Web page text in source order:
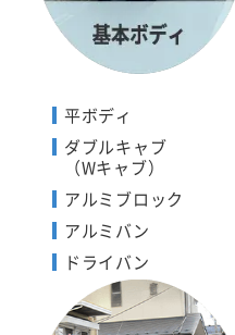
平ボディ
ダブルキャブ
（Wキャブ）
アルミブロック
アルミバン
ドライバン